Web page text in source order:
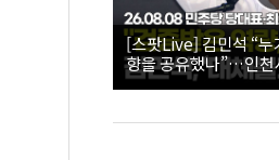
[스팟Live] 김민석 “누
향을 공유했나”…인천
26.08.08 더불어민주당